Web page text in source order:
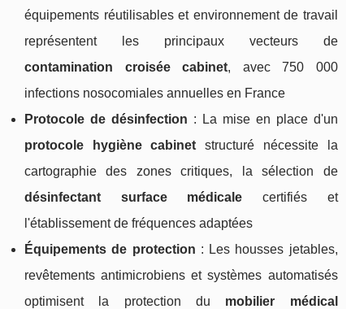
équipements réutilisables et environnement de travail
représentent les principaux vecteurs de
contamination croisée cabinet, avec 750 000
infections nosocomiales annuelles en France
Protocole de désinfection : La mise en place d'un
protocole hygiène cabinet structuré nécessite la
cartographie des zones critiques, la sélection de
désinfectant surface médicale certifiés et
l'établissement de fréquences adaptées
Équipements de protection : Les housses jetables,
revêtements antimicrobiens et systèmes automatisés
optimisent la protection du mobilier médical